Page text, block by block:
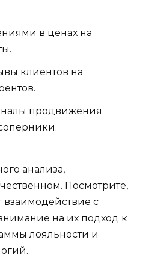
в ценах на
клиентов на
продвижения
анализа,
Посмотрите,
взаимодействие с
на их подход к
лояльности и